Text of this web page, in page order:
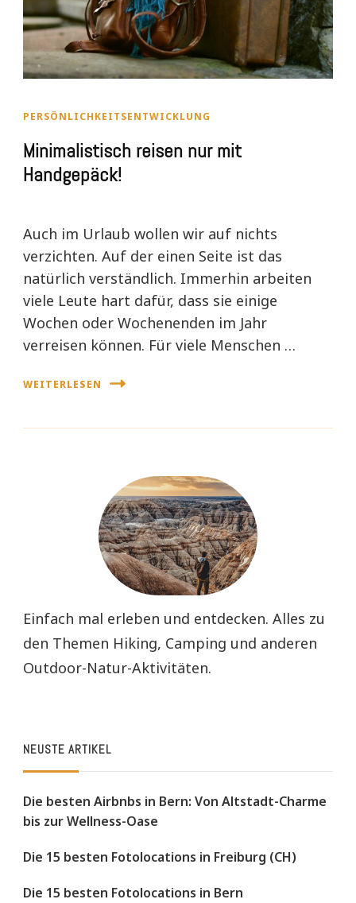
PERSÖNLICHKEITSENTWICKLUNG
Minimalistisch reisen nur mit
Handgepäck!
Auch im Urlaub wollen wir auf nichts
verzichten. Auf der einen Seite ist das
natürlich verständlich. Immerhin arbeiten
viele Leute hart dafür, dass sie einige
Wochen oder Wochenenden im Jahr
verreisen können. Für viele Menschen …
WEITERLESEN
Einfach mal erleben und entdecken. Alles zu
den Themen Hiking, Camping und anderen
Outdoor-Natur-Aktivitäten.
NEUSTE ARTIKEL
Die besten Airbnbs in Bern: Von Altstadt-Charme
bis zur Wellness-Oase
Die 15 besten Fotolocations in Freiburg (CH)
Die 15 besten Fotolocations in Bern